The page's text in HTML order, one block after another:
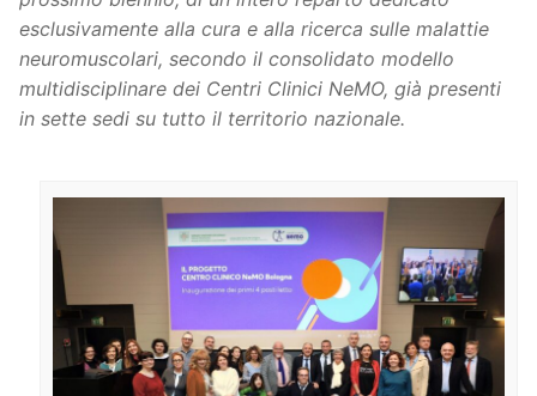
esclusivamente alla cura e alla ricerca sulle malattie
neuromuscolari, secondo il consolidato modello
multidisciplinare dei Centri Clinici NeMO, già presenti
in sette sedi su tutto il territorio nazionale.